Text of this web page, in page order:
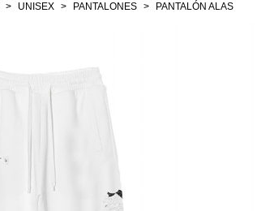
> UNISEX > PANTALONES > PANTALÓN ALAS